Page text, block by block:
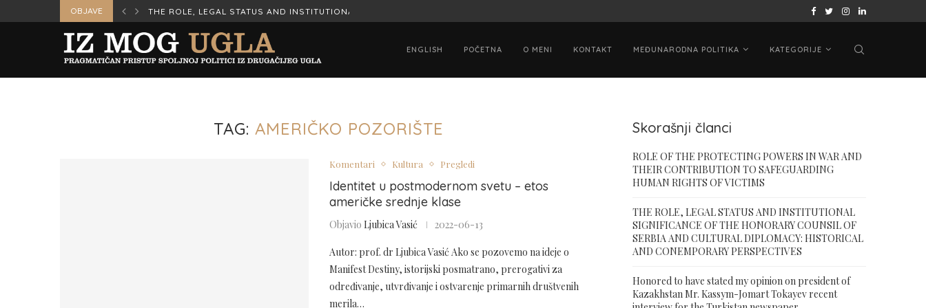
OBJAVE
IN WAR AND... THE ROLE, LEGAL STATUS AND INSTITUTIONAL SIGNIFICANCE OF... ВАШИНГТОНСКИ САМИТ „ЦА + САД“:
ENGLISH POČETNA O MENI KONTAKT MEĐUNARODNA POLITIKA KATEGORIJE
TAG:AMERIČKO POZORIŠTE
Komentari Kultura Pregledi
Identitet u postmodernom svetu – etos
američke srednje klase
ObjavioLjubica Vasić 2022-06-13
Autor: prof. dr Ljubica Vasić Ako se pozovemo na ideje o
Manifest Destiny, istorijski posmatrano, prerogativi za
određivanje, utvrđivanje i ostvarenje primarnih društvenih
merila…
Skorašnji članci
ROLE OF THE PROTECTING POWERS IN WAR AND
THEIR CONTRIBUTION TO SAFEGUARDING
HUMAN RIGHTS OF VICTIMS
THE ROLE, LEGAL STATUS AND INSTITUTIONAL
SIGNIFICANCE OF THE HONORARY COUNSIL OF
SERBIA AND CULTURAL DIPLOMACY: HISTORICAL
AND CONEMPORARY PERSPECTIVES
Honored to have stated my opinion on president of
Kazakhstan Mr. Kassym-Jomart Tokayev recent